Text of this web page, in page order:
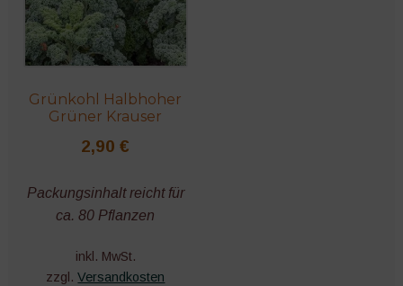
Grünkohl Halbhoher
Grüner Krauser
2,90€
Packungsinhalt reicht für
ca. 80 Pflanzen
inkl. MwSt.
zzgl.Versandkosten